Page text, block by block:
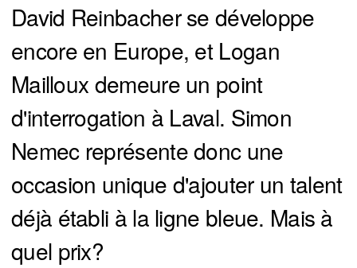
David Reinbacher se développe
encore en Europe, et Logan
Mailloux demeure un point
d'interrogation à Laval. Simon
Nemec représente donc une
occasion unique d'ajouter un talent
déjà établi à la ligne bleue. Mais à
quel prix?